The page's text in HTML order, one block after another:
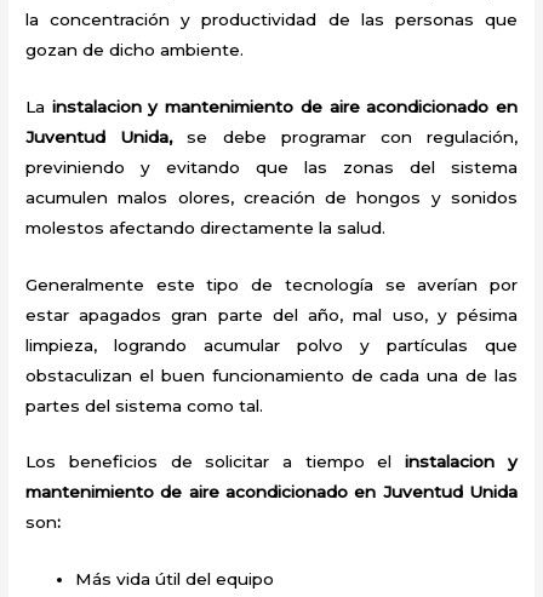
la concentración y productividad de las personas que
gozan de dicho ambiente.
La instalacion y mantenimiento de aire acondicionado en
Juventud Unida,se debe programar con regulación,
previniendo y evitando que las zonas del sistema
acumulen malos olores, creación de hongos y sonidos
molestos afectando directamente la salud.
Generalmente este tipo de tecnología se averían por
estar apagados gran parte del año, mal uso, y pésima
limpieza, logrando acumular polvo y partículas que
obstaculizan el buen funcionamiento de cada una de las
partes del sistema como tal.
Los beneficios de solicitar a tiempo elinstalacion y
mantenimiento de aire acondicionado en Juventud Unida
son:
Más vida útil del equipo